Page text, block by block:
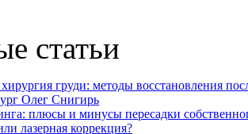
статьи
груди: методы восстановления
Олег Снигирь
плюсы и минусы пересадки
лазерная коррекция?